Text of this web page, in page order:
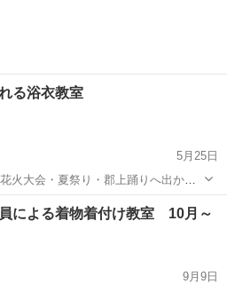
る浴衣教室
5月25日
火大会・夏祭り・郡上踊りへ出かけ
る」 そんな方に向けた、
着付け 浴衣
による着物着付け教室 10月～
9月9日